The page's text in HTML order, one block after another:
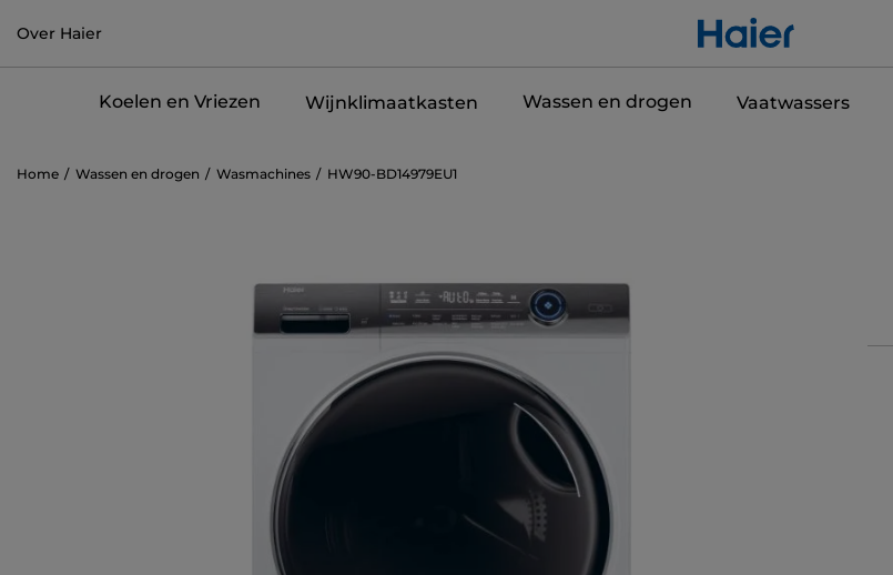
Over Haier
Koelen en Vriezen Wijnklimaatkasten Wassen en drogen Vaatwassers
Home Wassen en drogen Wasmachines HW90-BD14979EU1